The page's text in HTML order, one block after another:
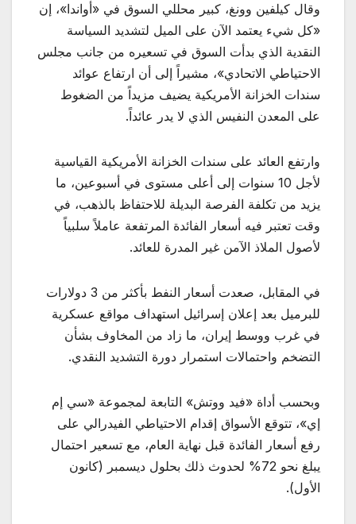
وقال كيلفين وونغ، كبير محللي السوق في «أواندا»، إن
«كل شيء يعتمد الآن على الميل لتشديد السياسة
النقدية الذي بدأت السوق في تسعيره من جانب مجلس
الاحتياطي الاتحادي»، مشيراً إلى أن ارتفاع عوائد
سندات الخزانة الأمريكية يضيف مزيداً من الضغوط
على المعدن النفيس الذي لا يدر عائداً.
وارتفع العائد على سندات الخزانة الأمريكية القياسية
لأجل 10 سنوات إلى أعلى مستوى في أسبوعين، ما
يزيد من تكلفة الفرصة البديلة للاحتفاظ بالذهب، في
وقت تعتبر فيه أسعار الفائدة المرتفعة عاملاً سلبياً
لأصول الملاذ الآمن غير المدرة للعائد.
في المقابل، صعدت أسعار النفط بأكثر من 3 دولارات
للبرميل بعد إعلان إسرائيل استهداف مواقع عسكرية
في غرب ووسط إيران، ما زاد من المخاوف بشأن
التضخم واحتمالات استمرار دورة التشديد النقدي.
وبحسب أداة «فيد ووتش» التابعة لمجموعة «سي إم
إي»، تتوقع الأسواق إقدام الاحتياطي الفيدرالي على
رفع أسعار الفائدة قبل نهاية العام، مع تسعير احتمال
يبلغ نحو 72% لحدوث ذلك بحلول ديسمبر (كانون
الأول).